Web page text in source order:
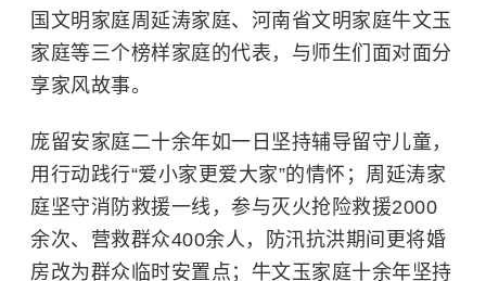
国文明家庭周延涛家庭、河南省文明家庭牛文玉
家庭等三个榜样家庭的代表，与师生们面对面分
享家风故事。
庞留安家庭二十余年如一日坚持辅导留守儿童，
用行动践行“爱小家更爱大家”的情怀；周延涛家
庭坚守消防救援一线，参与灭火抢险救援2000
余次、营救群众400余人，防汛抗洪期间更将婚
房改为群众临时安置点；牛文玉家庭十余年坚持